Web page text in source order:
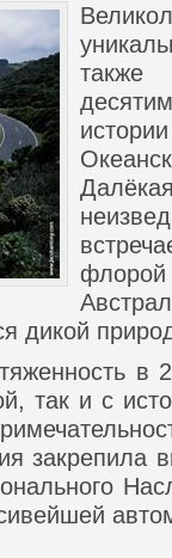
дикой
в
так и с
закрепила